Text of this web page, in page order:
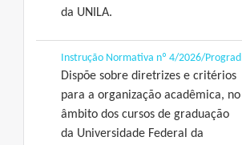
da UNILA.
Instrução Normativa nº 4/2026/Prograd
Dispõe sobre diretrizes e critérios
para a organização acadêmica, no
âmbito dos cursos de graduação
da Universidade Federal da